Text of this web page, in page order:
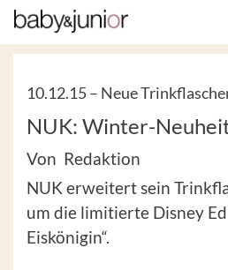
10.12.15 – Neue
NUK: Winter-
Von Redaktion
NUK erweitert sein
um die limitierte Disney
Eiskönigin“.